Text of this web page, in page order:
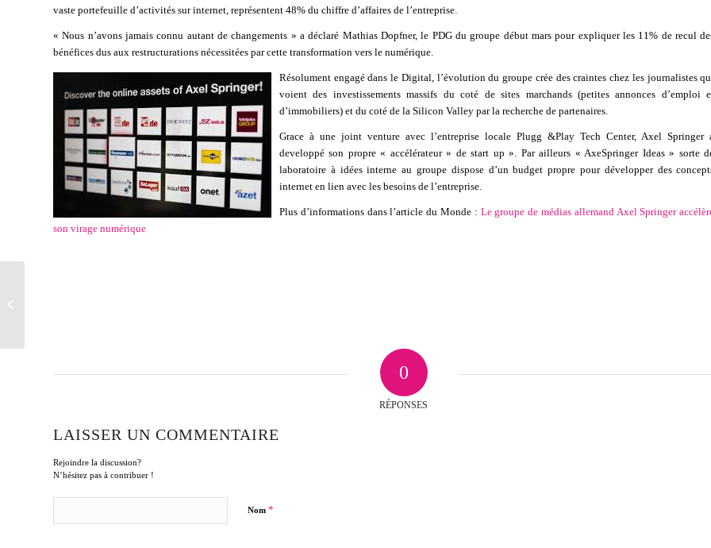
vaste portefeuille d’activités sur internet, représentent 48% du chiffre d’affaires de l’entreprise.
« Nous n’avons jamais connu autant de changements » a déclaré Mathias Dopfner, le PDG du groupe début mars pour expliquer les 11% de recul
bénéfices dus aux restructurations nécessitées par cette transformation vers le numérique.
Résolument engagé dans le Digital, l’évolution du groupe crée des craintes chez les journalistes
voient des investissements massifs du coté de sites marchands (petites annonces d’emploi
d’immobiliers) et du coté de la Silicon Valley par la recherche de partenaires.
Grace à une joint venture avec l’entreprise locale Plugg &Play Tech Center, Axel Springer
developpé son propre « accélérateur » de start up ». Par ailleurs « AxeSpringer Ideas » sorte
laboratoire à idées interne au groupe dispose d’un budget propre pour développer des
internet en lien avec les besoins de l’entreprise.
Plus d’informations dans l’article du Monde : Le groupe de médias allemand Axel Springer
son virage numérique
0
RÉPONSES
LAISSER UN COMMENTAIRE
Rejoindre la discussion?
N’hésitez pas à contribuer !
Nom *